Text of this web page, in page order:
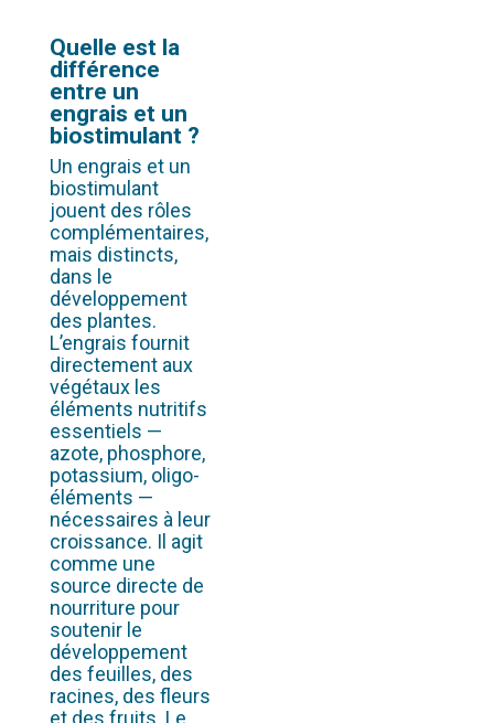
Quelle est la
différence
entre un
engrais et un
biostimulant ?
Un engrais et un
biostimulant
jouent des rôles
complémentaires,
mais distincts,
dans le
développement
des plantes.
L’engrais fournit
directement aux
végétaux les
éléments nutritifs
essentiels —
azote, phosphore,
potassium, oligo-
éléments —
nécessaires à leur
croissance. Il agit
comme une
source directe de
nourriture pour
soutenir le
développement
des feuilles, des
racines, des fleurs
et des fruits. Le